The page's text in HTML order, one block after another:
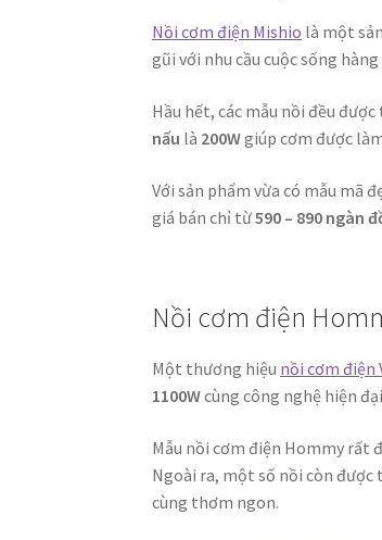
Nồi cơm điện Mishio là một
gũi với nhu cầu cuộc sống
Hầu hết, các mẫu nồi đều
nấu là 200Wgiúp cơm được
Với sản phẩm vừa có mẫu mã
giá bán chỉ từ590 – 890 ngàn
Nồi cơm điện
Một thương hiệu nồi cơm điện
1100Wcùng công nghệ hiện
Mẫu nồi cơm điện Hommy rất
Ngoài ra, một số nồi còn được
cùng thơm ngon.